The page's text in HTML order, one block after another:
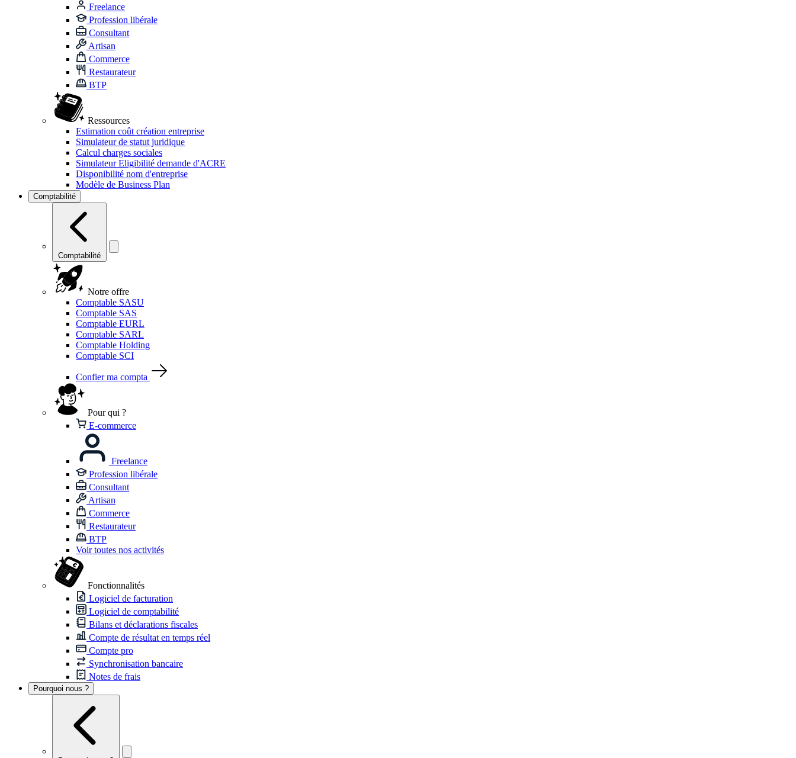
Freelance
Profession libérale
Consultant
Artisan
Commerce
Restaurateur
BTP
Ressources
Estimation coût création entreprise
Simulateur de statut juridique
Calcul charges sociales
Simulateur Eligibilité demande d'ACRE
Disponibilité nom d'entreprise
Modèle de Business Plan
Comptabilité
Comptabilité
Notre offre
Comptable SASU
Comptable SAS
Comptable EURL
Comptable SARL
Comptable Holding
Comptable SCI
Confier ma compta
Pour qui ?
E-commerce
Freelance
Profession libérale
Consultant
Artisan
Commerce
Restaurateur
BTP
Voir toutes nos activités
Fonctionnalités
Logiciel de facturation
Logiciel de comptabilité
Bilans et déclarations fiscales
Compte de résultat en temps réel
Compte pro
Synchronisation bancaire
Notes de frais
Pourquoi nous ?